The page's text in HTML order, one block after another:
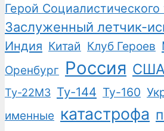
Герой Социалистического
Заслуженный летчик-
Индия Китай Клуб Героев
Оренбург Россия США
Ту-22М3 Ту-144 Ту-160
именные катастрофа